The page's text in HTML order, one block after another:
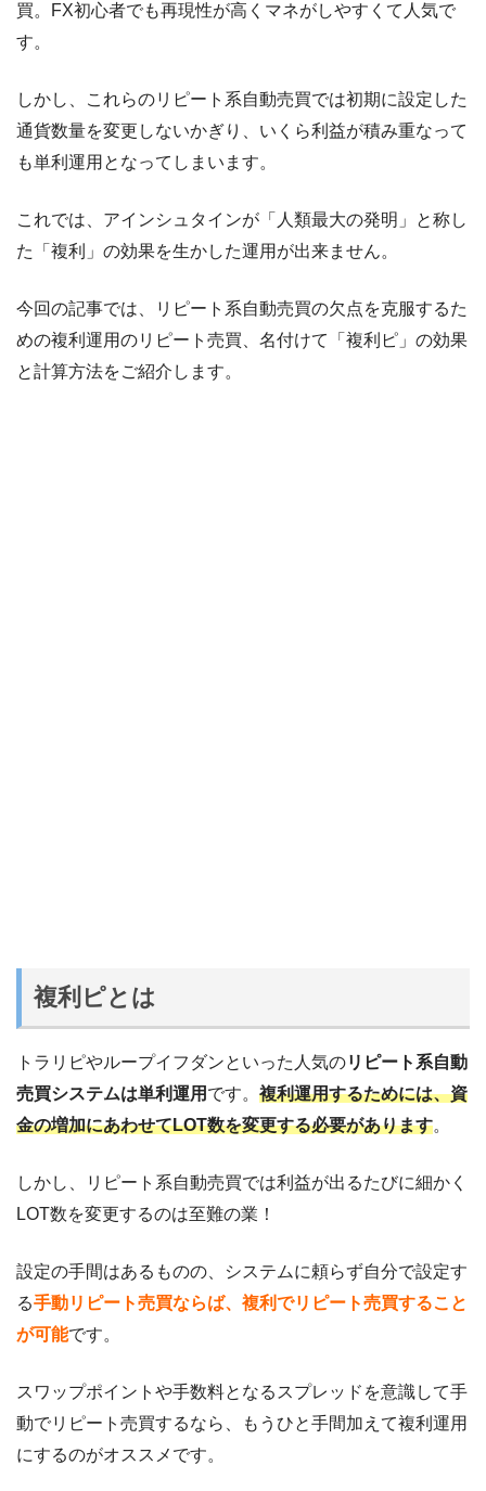
買。FX初心者でも再現性が高くマネがしやすくて人気で
す。
しかし、これらのリピート系自動売買では初期に設定した
通貨数量を変更しないかぎり、いくら利益が積み重なって
も単利運用となってしまいます。
これでは、アインシュタインが「人類最大の発明」と称し
た「複利」の効果を生かした運用が出来ません。
今回の記事では、リピート系自動売買の欠点を克服するた
めの複利運用のリピート売買、名付けて「複利ピ」の効果
と計算方法をご紹介します。
複利ピとは
トラリピやループイフダンといった人気のリピート系自動
売買システムは単利運用 です。 複利運用するためには、資
金の増加にあわせてLOT数を変更する必要があります。
しかし、リピート系自動売買では利益が出るたびに細かく
LOT数を変更するのは至難の業！
設定の手間はあるものの、システムに頼らず自分で設定す
る手動リピート売買ならば、複利でリピート売買すること
が可能です。
スワップポイントや手数料となるスプレッドを意識して手
動でリピート売買するなら、もうひと手間加えて複利運用
にするのがオススメです。